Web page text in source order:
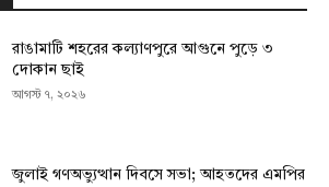
রাঙামাটি শহরের কল্যাণপুরে আগুনে পুড়ে ৩
দোকান ছাই
আগস্ট ৭, ২০২৬
জুলাই গণঅভ্যুত্থান দিবসে সভা; আহতদের এমপির